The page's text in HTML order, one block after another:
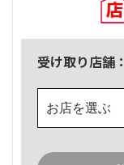
受け取り店舗：
お店を選ぶ